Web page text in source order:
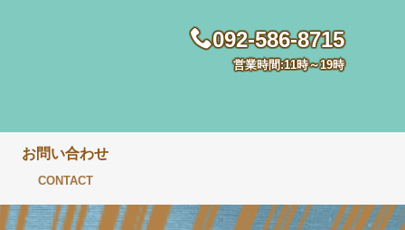
092-586-8715
営業時間:11時～19時
お問い合わせ
CONTACT